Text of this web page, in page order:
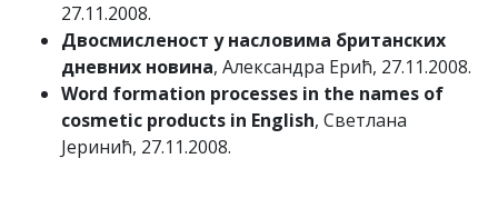
27.11.2008.
Двосмисленост у насловима британских
дневних новина, Александра Ерић, 27.11.2008.
Word formation processes in the names of
cosmetic products in English, Светлана
Јеринић, 27.11.2008.